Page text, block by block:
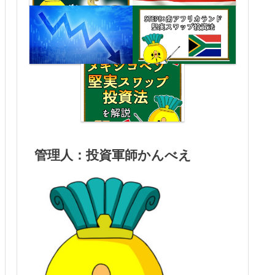
管理人：投資軍師かんべえ